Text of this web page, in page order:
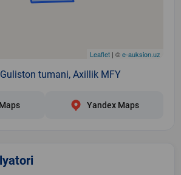
Leaflet | ©e-auksion.uz
tumani, Axillik MFY
Yandex Maps